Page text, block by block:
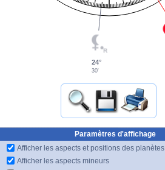
24°
30'
Paramètres d'affichage
Afficher les aspects et positions des planètes
Afficher les aspects mineurs